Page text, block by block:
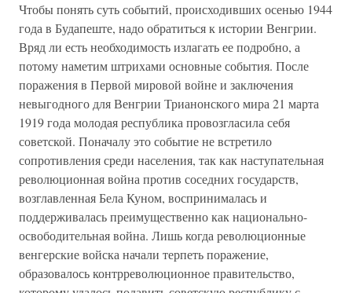
Чтобы понять суть событий, происходивших осенью 1944
года в Будапеште, надо обратиться к истории Венгрии.
Вряд ли есть необходимость излагать ее подробно, а
потому наметим штрихами основные события. После
поражения в Первой мировой войне и заключения
невыгодного для Венгрии Трианонского мира 21 марта
1919 года молодая республика провозгласила себя
советской. Поначалу это событие не встретило
сопротивления среди населения, так как наступательная
революционная война против соседних государств,
возглавленная Бела Куном, воспринималась и
поддерживалась преимущественно как национально-
освободительная война. Лишь когда революционные
венгерские войска начали терпеть поражение,
образовалось контрреволюционное правительство,